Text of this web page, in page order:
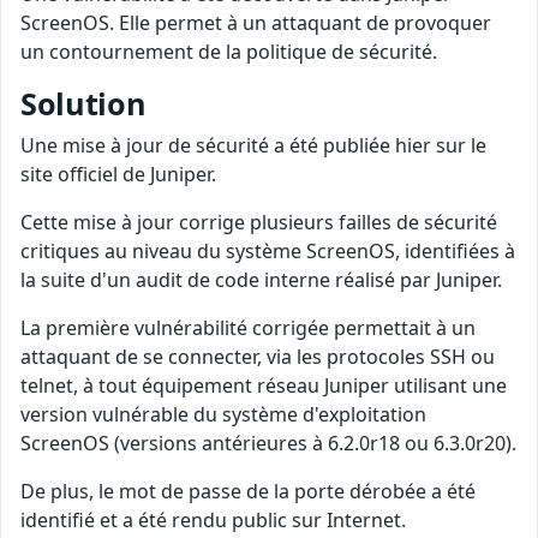
ScreenOS. Elle permet à un attaquant de provoquer
un contournement de la politique de sécurité.
Solution
Une mise à jour de sécurité a été publiée hier sur le
site officiel de Juniper.
Cette mise à jour corrige plusieurs failles de sécurité
critiques au niveau du système ScreenOS, identifiées à
la suite d'un audit de code interne réalisé par Juniper.
La première vulnérabilité corrigée permettait à un
attaquant de se connecter, via les protocoles SSH ou
telnet, à tout équipement réseau Juniper utilisant une
version vulnérable du système d'exploitation
ScreenOS (versions antérieures à 6.2.0r18 ou 6.3.0r20).
De plus, le mot de passe de la porte dérobée a été
identifié et a été rendu public sur Internet.